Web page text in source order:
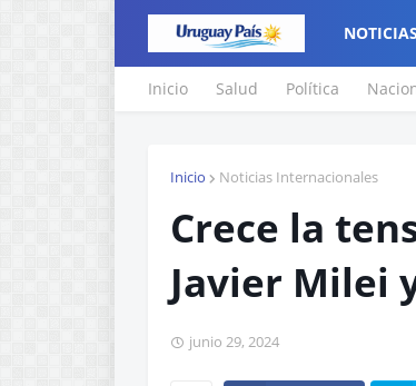
NOTICIAS
Inicio Salud Política
Inicio Noticias Internacionales
Crece la
Javier Milei
junio 29, 2024